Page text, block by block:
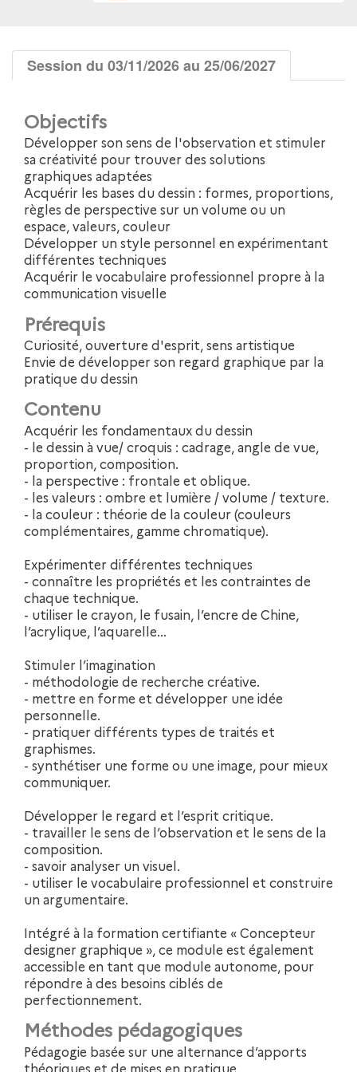
Session du 03/11/2026 au 25/06/2027
Objectifs
Développer son sens de l'observation et stimuler
sa créativité pour trouver des solutions
graphiques adaptées
Acquérir les bases du dessin : formes, proportions,
règles de perspective sur un volume ou un
espace, valeurs, couleur
Développer un style personnel en expérimentant
différentes techniques
Acquérir le vocabulaire professionnel propre à la
communication visuelle
Prérequis
Curiosité, ouverture d'esprit, sens artistique
Envie de développer son regard graphique par la
pratique du dessin
Contenu
Acquérir les fondamentaux du dessin
- le dessin à vue/ croquis : cadrage, angle de vue,
proportion, composition.
- la perspective : frontale et oblique.
- les valeurs : ombre et lumière / volume / texture.
- la couleur : théorie de la couleur (couleurs
complémentaires, gamme chromatique).
Expérimenter différentes techniques
- connaître les propriétés et les contraintes de
chaque technique.
- utiliser le crayon, le fusain, l’encre de Chine,
l’acrylique, l’aquarelle…
Stimuler l’imagination
- méthodologie de recherche créative.
- mettre en forme et développer une idée
personnelle.
- pratiquer différents types de traités et
graphismes.
- synthétiser une forme ou une image, pour mieux
communiquer.
Développer le regard et l’esprit critique.
- travailler le sens de l’observation et le sens de la
composition.
- savoir analyser un visuel.
- utiliser le vocabulaire professionnel et construire
un argumentaire.
Intégré à la formation certifiante « Concepteur
designer graphique », ce module est également
accessible en tant que module autonome, pour
répondre à des besoins ciblés de
perfectionnement.
Méthodes pédagogiques
Pédagogie basée sur une alternance d’apports
théoriques et de mises en pratique.